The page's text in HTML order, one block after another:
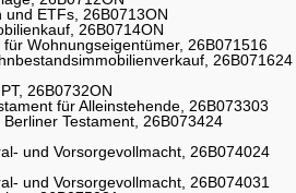
und ETFs, 26B0713ON
26B0714ON
Wohnungseigentümer, 26B071516
26B071624
26B0732ON
für Alleinstehende, 26B073303
Testament, 26B073424
und Vorsorgevollmacht, 26B074024
und Vorsorgevollmacht, 26B074031